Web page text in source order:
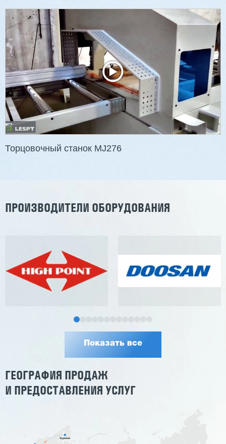
Двухсторонний шипорез MX6015
2 832 000 ₽
3 176 000 ₽
Артикул: 2497
Длина заготовки: 400-1500 мм
Макс. ширина заготовки: 580 мм
Станок проходного типа
Узлы: 4 пилы, 2 фрезы
Торцовочный станок MJ276
ПРОИЗВОДИТЕЛИ ОБОРУДОВАНИЯ
Показать все
ГЕОГРАФИЯ ПРОДАЖ
И ПРЕДОСТАВЛЕНИЯ УСЛУГ